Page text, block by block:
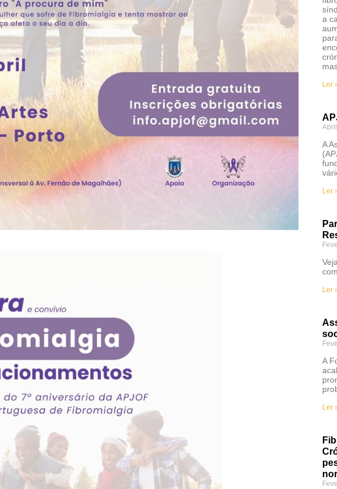
a
Ler
A
Ler
Ler
A
Ler